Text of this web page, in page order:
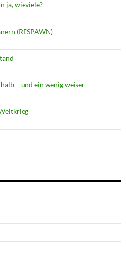
ja, wieviele?
(RESPAWN)
– und ein wenig weiser